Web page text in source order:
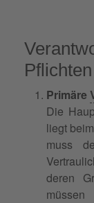
Primäre
Die
liegt
muss
deren